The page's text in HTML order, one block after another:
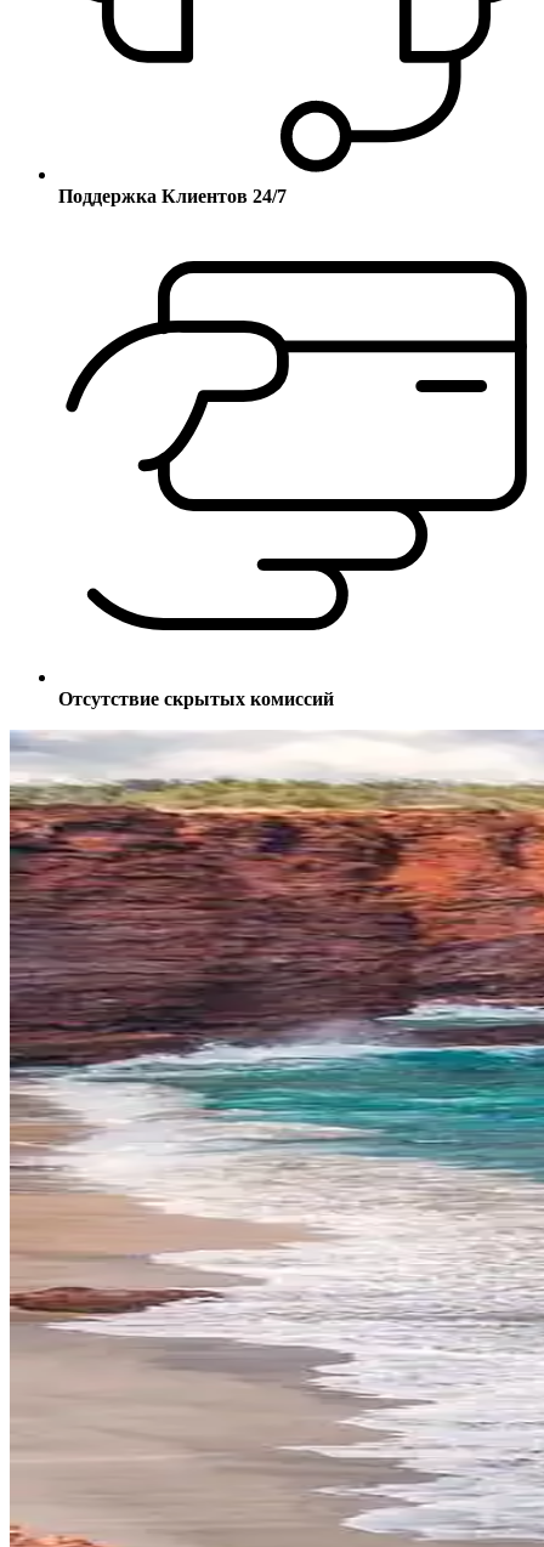
Поддержка Клиентов 24/7
Отсутствие скрытых комиссий